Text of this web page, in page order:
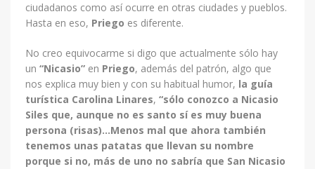
ciudadanos como así ocurre en otras ciudades y pueblos.
Hasta en eso, Priego es diferente.
No creo equivocarme si digo que actualmente sólo hay
un “Nicasio”en Priego, además del patrón, algo que
nos explica muy bien y con su habitual humor, la guía
turística Carolina Linares, “sólo conozco a Nicasio
Siles que, aunque no es santo sí es muy buena
persona (risas)…Menos mal que ahora también
tenemos unas patatas que llevan su nombre
porque si no, más de uno no sabría que San Nicasio